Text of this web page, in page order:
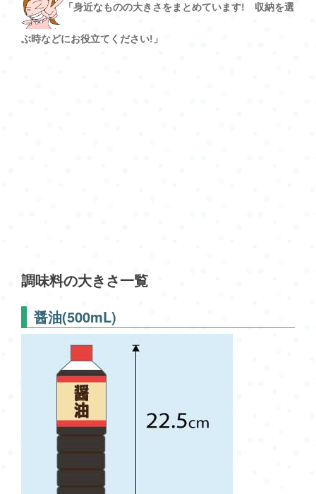
「身近なものの大きさをまとめています! 収納を選
ぶ時などにお役立てください!」
調味料の大きさ一覧
醤油(500mL)